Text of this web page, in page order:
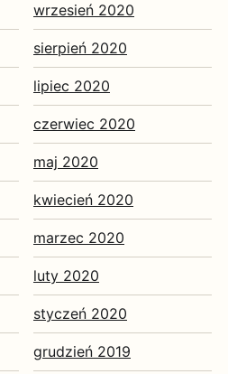
wrzesień 2020
sierpień 2020
lipiec 2020
czerwiec 2020
maj 2020
kwiecień 2020
marzec 2020
luty 2020
styczeń 2020
grudzień 2019